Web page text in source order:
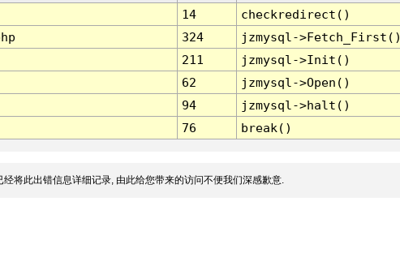
14
checkredirect()
324
jzmysql-
211
jzmysql->Init()
62
jzmysql->Open()
94
jzmysql->halt()
76 break()
将此出错信息详细记录, 由此给您带来的访问不便我们深感歉意.